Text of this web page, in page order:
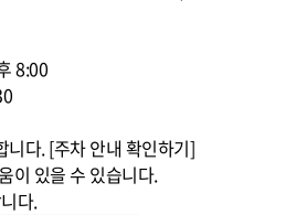
8:00
니다. [주차 안내 확인하기]
이 있을 수 있습니다.
다.